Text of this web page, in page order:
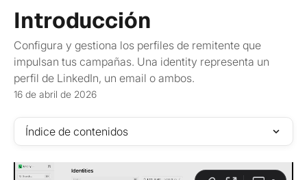
Introducción
Configura y gestiona los perfiles de remitente que
impulsan tus campañas. Una identity representa un
perfil de LinkedIn, un email o ambos.
16 de abril de 2026
Índice de contenidos